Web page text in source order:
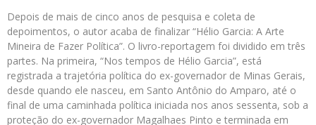
Depois de mais de cinco anos de pesquisa e coleta de
depoimentos, o autor acaba de finalizar “Hélio Garcia: A Arte
Mineira de Fazer Política”. O livro-reportagem foi dividido em três
partes. Na primeira, “Nos tempos de Hélio Garcia”, está
registrada a trajetória política do ex-governador de Minas Gerais,
desde quando ele nasceu, em Santo Antônio do Amparo, até o
final de uma caminhada política iniciada nos anos sessenta, sob a
proteção do ex-governador Magalhaes Pinto e terminada em